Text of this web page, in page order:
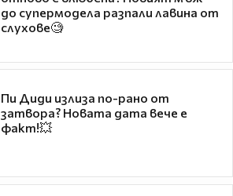
до супермодела разпали лавина от
слухове🧐
Пи Диди излиза по-рано от
затвора? Новата дата вече е
факт!💥